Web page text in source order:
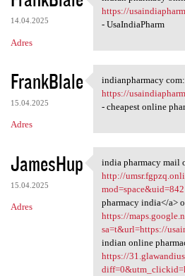
14.04.2025
Adres
indian pharmacy
https://
- UsaIndiaPharm
FrankBlale
15.04.2025
Adres
indianpharmacy
indianpharmacy
https://
- cheapest online
JamesHup
15.04.2025
Adres
india pharmacy
india pharmacy mail
http://
pharmacy india</a>
https://
sa=t&url=https://
indian online
https://